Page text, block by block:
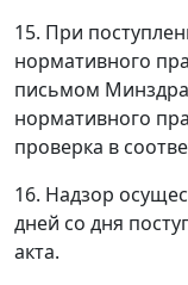
15. При
нормативного
письмом
нормативного
проверка в
16. Надзор
дней со дня
акта.